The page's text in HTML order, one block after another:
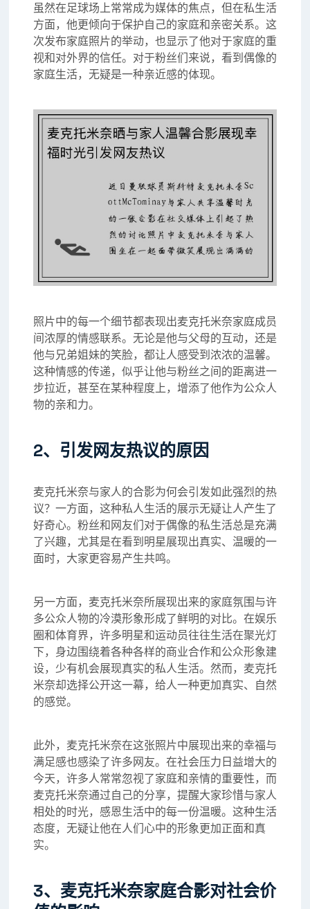
虽然在足球场上常常成为媒体的焦点，但在私生活
方面，他更倾向于保护自己的家庭和亲密关系。这
次发布家庭照片的举动，也显示了他对于家庭的重
视和对外界的信任。对于粉丝们来说，看到偶像的
家庭生活，无疑是一种亲近感的体现。
照片中的每一个细节都表现出麦克托米奈家庭成员
间浓厚的情感联系。无论是他与父母的互动，还是
他与兄弟姐妹的笑脸，都让人感受到浓浓的温馨。
这种情感的传递，似乎让他与粉丝之间的距离进一
步拉近，甚至在某种程度上，增添了他作为公众人
物的亲和力。
2、引发网友热议的原因
麦克托米奈与家人的合影为何会引发如此强烈的热
议？一方面，这种私人生活的展示无疑让人产生了
好奇心。粉丝和网友们对于偶像的私生活总是充满
了兴趣，尤其是在看到明星展现出真实、温暖的一
面时，大家更容易产生共鸣。
另一方面，麦克托米奈所展现出来的家庭氛围与许
多公众人物的冷漠形象形成了鲜明的对比。在娱乐
圈和体育界，许多明星和运动员往往生活在聚光灯
下，身边围绕着各种各样的商业合作和公众形象建
设，少有机会展现真实的私人生活。然而，麦克托
米奈却选择公开这一幕，给人一种更加真实、自然
的感觉。
此外，麦克托米奈在这张照片中展现出来的幸福与
满足感也感染了许多网友。在社会压力日益增大的
今天，许多人常常忽视了家庭和亲情的重要性，而
麦克托米奈通过自己的分享，提醒大家珍惜与家人
相处的时光，感恩生活中的每一份温暖。这种生活
态度，无疑让他在人们心中的形象更加正面和真
实。
3、麦克托米奈家庭合影对社会价